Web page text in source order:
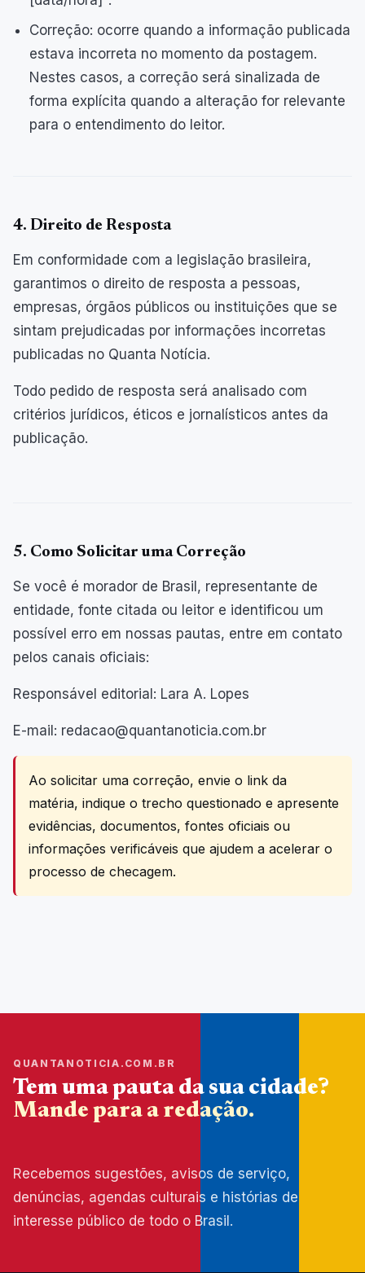
Correção: ocorre quando a informação publicada
estava incorreta no momento da postagem.
Nestes casos, a correção será sinalizada de
forma explícita quando a alteração for relevante
para o entendimento do leitor.
4. Direito de Resposta
Em conformidade com a legislação brasileira,
garantimos o direito de resposta a pessoas,
empresas, órgãos públicos ou instituições que se
sintam prejudicadas por informações incorretas
publicadas no Quanta Notícia.
Todo pedido de resposta será analisado com
critérios jurídicos, éticos e jornalísticos antes da
publicação.
5. Como Solicitar uma Correção
Se você é morador de Brasil, representante de
entidade, fonte citada ou leitor e identificou um
possível erro em nossas pautas, entre em contato
pelos canais oficiais:
Responsável editorial: Lara A. Lopes
E-mail: redacao@quantanoticia.com.br
Ao solicitar uma correção, envie o link da
matéria, indique o trecho questionado e apresente
evidências, documentos, fontes oficiais ou
informações verificáveis que ajudem a acelerar o
processo de checagem.
QUANTANOTICIA.COM.BR
Tem uma pauta da sua cidade?
Mande para a redação.
Recebemos sugestões, avisos de serviço,
denúncias, agendas culturais e histórias de
interesse público de todo o Brasil.